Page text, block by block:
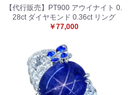
【代行販売】PT900 アウイナイト 0.
28ct ダイヤモンド 0.36ct リング
￥77,000